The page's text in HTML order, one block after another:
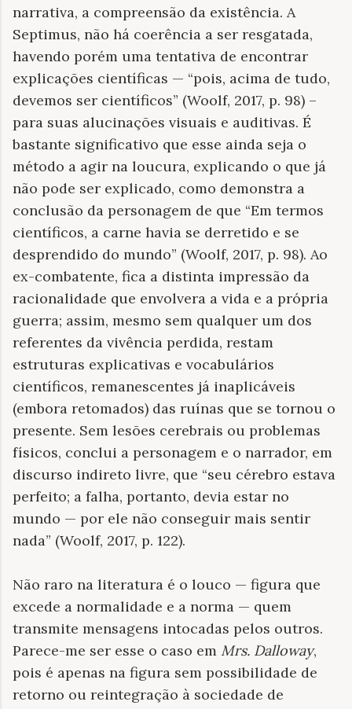
narrativa, a compreensão da existência. A
Septimus, não há coerência a ser resgatada,
havendo porém uma tentativa de encontrar
explicações científicas — “pois, acima de tudo,
devemos ser científicos” (Woolf, 2017, p. 98) –
para suas alucinações visuais e auditivas. É
bastante significativo que esse ainda seja o
método a agir na loucura, explicando o que já
não pode ser explicado, como demonstra a
conclusão da personagem de que “Em termos
científicos, a carne havia se derretido e se
desprendido do mundo” (Woolf, 2017, p. 98). Ao
ex-combatente, fica a distinta impressão da
racionalidade que envolvera a vida e a própria
guerra; assim, mesmo sem qualquer um dos
referentes da vivência perdida, restam
estruturas explicativas e vocabulários
científicos, remanescentes já inaplicáveis
(embora retomados) das ruínas que se tornou o
presente. Sem lesões cerebrais ou problemas
físicos, conclui a personagem e o narrador, em
discurso indireto livre, que “seu cérebro estava
perfeito; a falha, portanto, devia estar no
mundo — por ele não conseguir mais sentir
nada” (Woolf, 2017, p. 122).
Não raro na literatura é o louco — figura que
excede a normalidade e a norma — quem
transmite mensagens intocadas pelos outros.
Parece-me ser esse o caso em Mrs. Dalloway,
pois é apenas na figura sem possibilidade de
retorno ou reintegração à sociedade de